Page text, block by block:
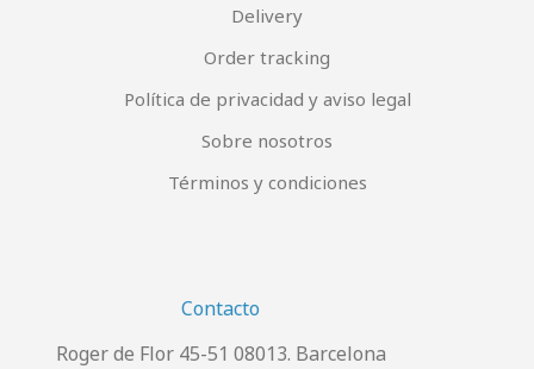
Delivery
Order tracking
Política de privacidad y aviso legal
Sobre nosotros
Términos y condiciones
Contacto
Roger de Flor 45-51 08013. Barcelona